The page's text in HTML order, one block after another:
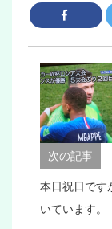
次の記事
本日祝日です
いています。